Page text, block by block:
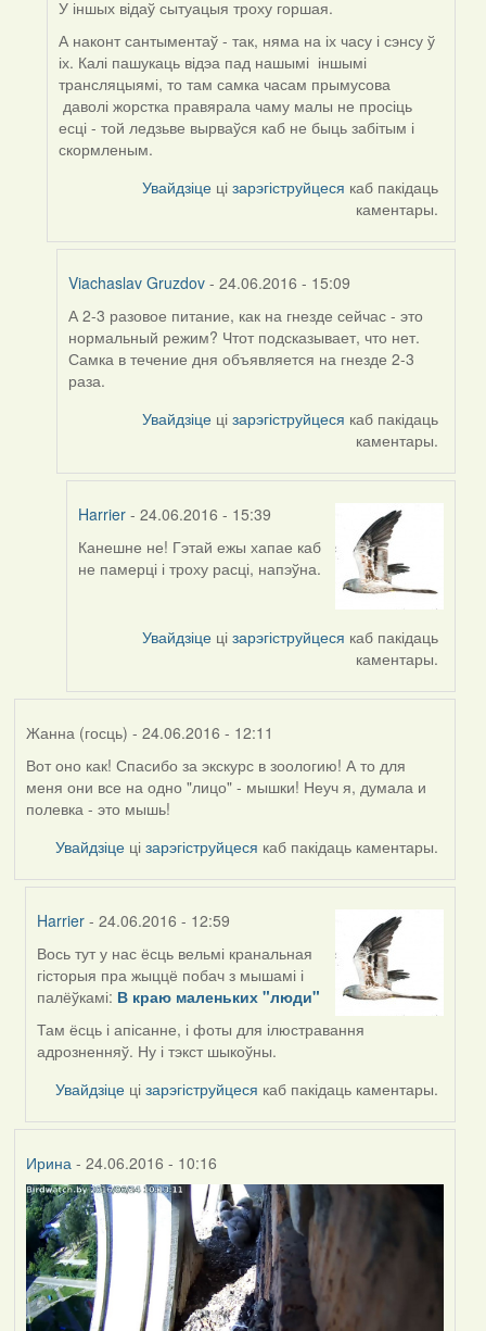
Gruzdov
У іншых відаў сытуацыя троху горшая.
А наконт сантыментаў - так, няма на іх часу і сэнсу ў
іх. Калі пашукаць відэа пад нашымі іншымі
трансляцыямі, то там самка часам прымусова
даволі жорстка правярала чаму малы не просіць
есці - той ледзьве вырваўся каб не быць забітым і
скормленым.
Увайдзіце цізарэгіструйцеся каб пакідаць
каментары.
Viachaslav Gruzdov - 24.06.2016 - 15:09
In
reply
to
by
А 2-3 разовое питание, как на гнезде сейчас - это
нормальный режим? Чтот подсказывает, что нет.
Самка в течение дня объявляется на гнезде 2-3
раза.
Увайдзіце цізарэгіструйцеся каб пакідаць
каментары.
Harrier - 24.06.2016 - 15:39
In
reply
Viachaslav
Канешне не! Гэтай ежы хапае каб
не памерці і троху расці, напэўна.
Увайдзіце цізарэгіструйцеся каб пакідаць
каментары.
Жанна (госць) - 24.06.2016 - 12:11
Вот оно как! Спасибо за экскурс в зоологию! А то для
меня они все на одно "лицо" - мышки! Неуч я, думала и
полевка - это мышь!
Увайдзіце цізарэгіструйцеся каб пакідаць каментары.
Harrier - 24.06.2016 - 12:59
In
reply
to
by
Жанна
Вось тут у нас ёсць вельмі кранальная
гісторыя пра жыццё побач з мышамі і
палёўкамі: В краю маленьких "люди"
Там ёсць і апісанне, і фоты для ілюстравання
адрозненняў. Ну і тэкст шыкоўны.
Увайдзіце цізарэгіструйцеся каб пакідаць каментары.
Ирина- 24.06.2016 - 10:16